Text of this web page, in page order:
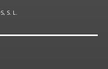
S. L.